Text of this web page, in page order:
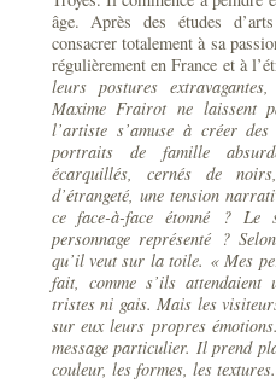
âge. Après des études
consacrer totalement à sa
régulièrement en France et à
leurs postures
Maxime Frairot ne laissent
l’artiste s’amuse à créer des
portraits de famille
écarquillés, cernés de
d’étrangeté, une tension
ce face-à-face étonné ? Le
personnage représenté ?
qu’il veut sur la toile. « Mes
fait, comme s’ils
tristes ni gais. Mais les
sur eux leurs propres
message particulier. Il prend
couleur, les formes, les